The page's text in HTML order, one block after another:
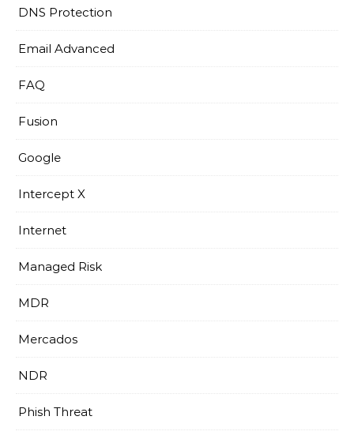
DNS Protection
Email Advanced
FAQ
Fusion
Google
Intercept X
Internet
Managed Risk
MDR
Mercados
NDR
Phish Threat